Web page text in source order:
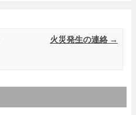
火災発生の連絡 →